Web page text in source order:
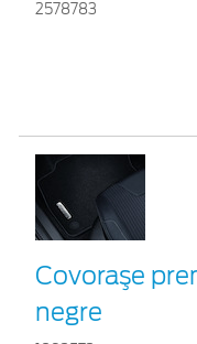
2578783
Covoraşe
negre